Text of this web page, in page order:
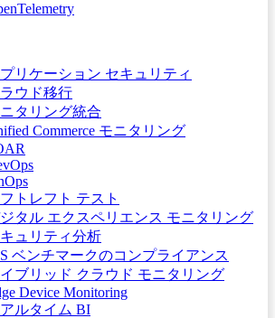
リケーション セキュリティ
ウド移行
タリング統合
Commerce モニタリング
トレフト テスト
タル エクスペリエンス モニタリング
ュリティ分析
ベンチマークのコンプライアンス
ブリッド クラウド モニタリング
Device Monitoring
ルタイム BI